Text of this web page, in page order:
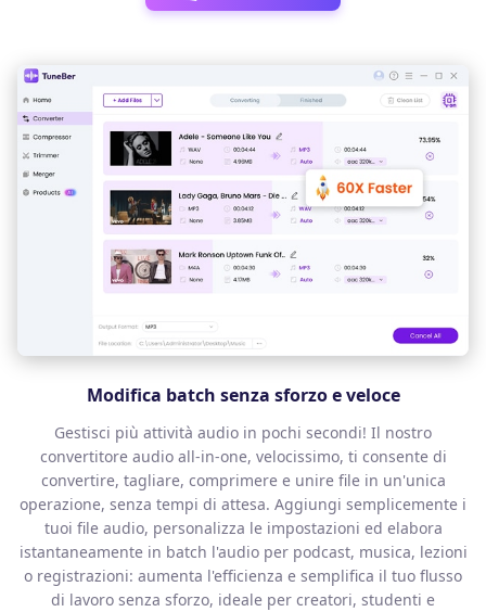
Modifica batch senza sforzo e veloce
Gestisci più attività audio in pochi secondi! Il nostro
convertitore audio all-in-one, velocissimo, ti consente di
convertire, tagliare, comprimere e unire file in un'unica
operazione, senza tempi di attesa. Aggiungi semplicemente i
tuoi file audio, personalizza le impostazioni ed elabora
istantaneamente in batch l'audio per podcast, musica, lezioni
o registrazioni: aumenta l'efficienza e semplifica il tuo flusso
di lavoro senza sforzo, ideale per creatori, studenti e